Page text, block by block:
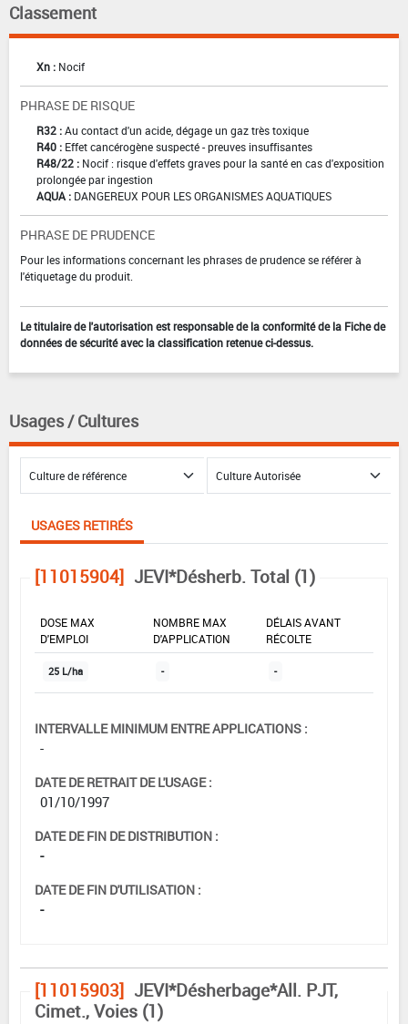
Classement
Xn : Nocif
PHRASE DE RISQUE
R32 :Au contact d'un acide, dégage un gaz très toxique
R40 : Effet cancérogène suspecté - preuves insuffisantes
R48/22 : Nocif : risque d'effets graves pour la santé en cas d'exposition
prolongée par ingestion
AQUA : DANGEREUX POUR LES ORGANISMES AQUATIQUES
PHRASE DE PRUDENCE
Pour les informations concernant les phrases de prudence se référer à
l'étiquetage du produit.
Le titulaire de l'autorisation est responsable de la conformité de la Fiche de
données de sécurité avec la classification retenue ci-dessus.
Usages / Cultures
USAGES RETIRÉS
[11015904] JEVI*Désherb. Total (1)
DOSE MAX
D'EMPLOI
NOMBRE MAX
D'APPLICATION
DÉLAIS AVANT
RÉCOLTE
25 L/ha - -
INTERVALLE MINIMUM ENTRE APPLICATIONS :
-
DATE DE RETRAIT DE L'USAGE :
01/10/1997
DATE DE FIN DE DISTRIBUTION :
-
DATE DE FIN D'UTILISATION :
-
[11015903] JEVI*Désherbage*All. PJT,
Cimet., Voies (1)